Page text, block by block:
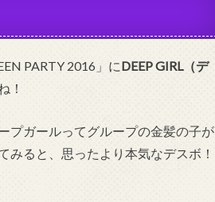
PARTY 2016」にDEEP GIRL（デ
！
プガールってグループの金髪の子が
ると、思ったより本気なデスボ！